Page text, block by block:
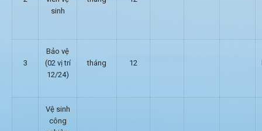
sinh
3
Bảo vệ
(02 vị trí
12/24)
tháng 12
Vệ sinh
công